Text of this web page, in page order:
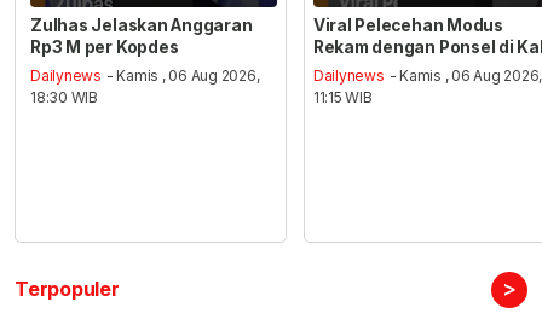
Zulhas Jelaskan Anggaran
Rp3 M per Kopdes
Dailynews - Kamis , 06 Aug 2026,
18:30 WIB
Viral Pelecehan Modus
Rekam dengan Ponsel di
Dailynews - Kamis , 06 Aug 2026,
11:15 WIB
Terpopuler >